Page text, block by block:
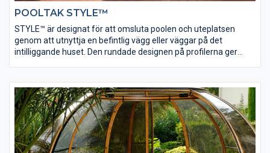
POOLTAK STYLE™
STYLE™ är designat för att omsluta poolen och uteplatsen
genom att utnyttja en befintlig vägg eller väggar på det
intilliggande huset. Den rundade designen på profilerna ger
taket sitter på den lodräta väggen. Utrymmet mellan vägg och
pool är snyggt inglasat och på så sätt skyddat.